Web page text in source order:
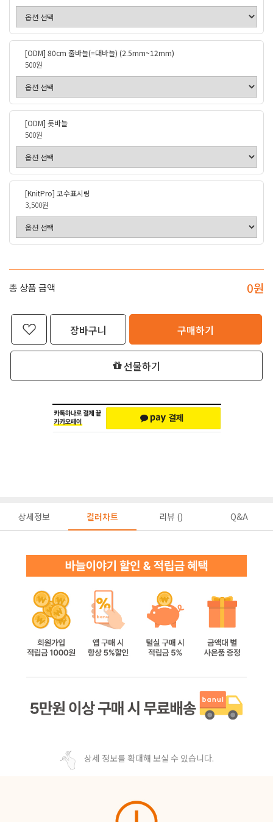
[ODM] 80cm 줄바늘(=대바늘) (2.5mm~12mm)
500원
[ODM] 돗바늘
500원
[KnitPro] 코수표시링
3,500원
총 상품 금액 0원
장바구니 구매하기
선물하기
상세정보 컬러차트 리뷰 () Q&A
상세 정보를 확대해 보실 수 있습니다.